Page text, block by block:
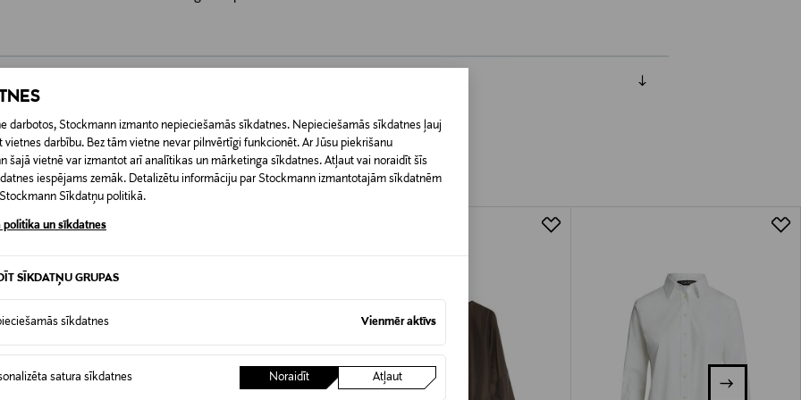
darbotos, Stockmann izmanto nepieciešamās sīkdatnes. Nepieciešamās sīkdatnes ļauj
vietnes darbību. Bez tām vietne nevar pilnvērtīgi funkcionēt. Ar Jūsu piekrišanu
šajā vietnē var izmantot arī analītikas un mārketinga sīkdatnes. Atļaut vai noraidīt šīs
iespējams zemāk. Detalizētu informāciju par Stockmann izmantotajām sīkdatnēm
Sīkdatņu politikā.
politika un sīkdatnes
SĪKDATŅU GRUPAS
sīkdatnes Vienmēr aktīvs
satura sīkdatnes Noraidīt Atļaut
0,00 € – 4,90 €